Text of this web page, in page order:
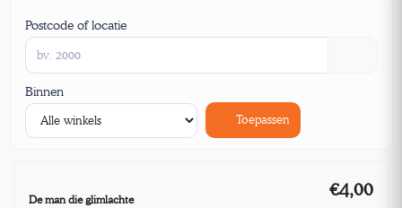
Postcode of locatie
Binnen
Toepassen
De man die glimlachte
€4,00